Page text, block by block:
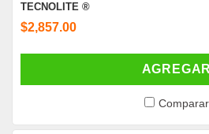
TECNOLITE ®
$2,857.00
AGREGAR
Comparar